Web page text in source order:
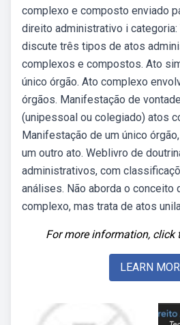
complexo e composto enviado
direito administrativo i
discute três tipos de atos
complexos e compostos. Ato
único órgão. Ato complexo
órgãos. Manifestação de
(unipessoal ou colegiado) atos
Manifestação de um único
um outro ato. Weblivro de
administrativos, com
análises. Não aborda o conceito
complexo, mas trata de atos
For more information, click
LEARN